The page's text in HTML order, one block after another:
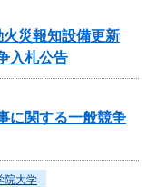
火災報知設備更新
入札公告
に関する一般競争
院大学